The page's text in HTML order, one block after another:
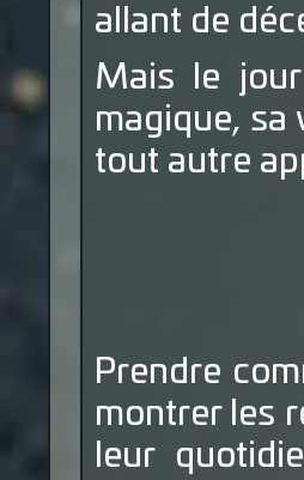
allant de
Mais le
magique, sa
tout autre
Prendre
montrer les
leur